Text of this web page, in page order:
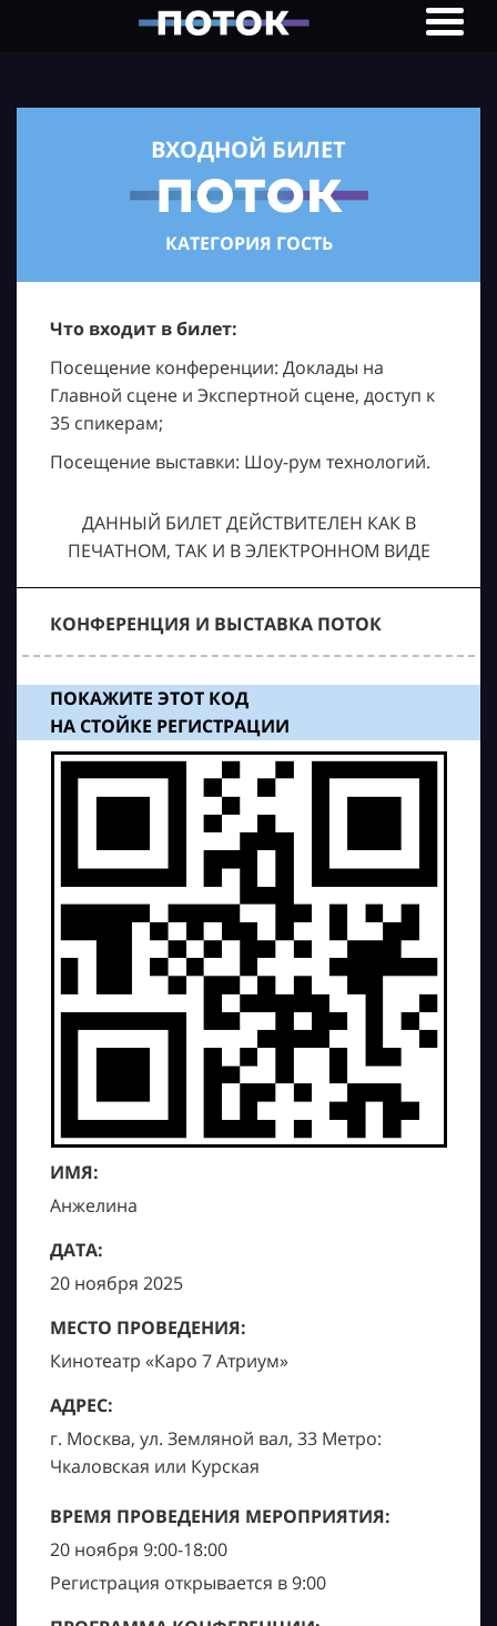
ВХОДНОЙ БИЛЕТ
КАТЕГОРИЯ ГОСТЬ
Что входит в билет:
Посещение конференции: Доклады на
Главной сцене и Экспертной сцене, доступ к
35 спикерам;
Посещение выставки: Шоу-рум технологий.
ДАННЫЙ БИЛЕТ ДЕЙСТВИТЕЛЕН КАК В
ПЕЧАТНОМ, ТАК И В ЭЛЕКТРОННОМ ВИДЕ
КОНФЕРЕНЦИЯ И ВЫСТАВКА ПОТОК
ПОКАЖИТЕ ЭТОТ КОД
НА СТОЙКЕ РЕГИСТРАЦИИ
ИМЯ:
Анжелина
ДАТА:
20 ноября 2025
МЕСТО ПРОВЕДЕНИЯ:
Кинотеатр «Каро 7 Атриум»
АДРЕС:
г. Москва, ул. Земляной вал, 33 Метро:
Чкаловская или Курская
ВРЕМЯ ПРОВЕДЕНИЯ МЕРОПРИЯТИЯ:
20 ноября 9:00-18:00
Регистрация открывается в 9:00